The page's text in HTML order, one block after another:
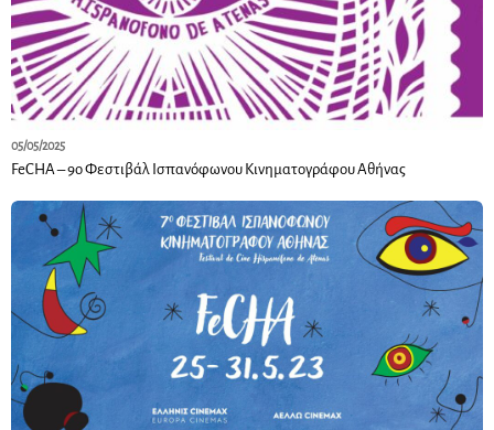
05/05/2025
FeCHA – 9ο Φεστιβάλ Ισπανόφωνου Κινηματογράφου Αθήνας